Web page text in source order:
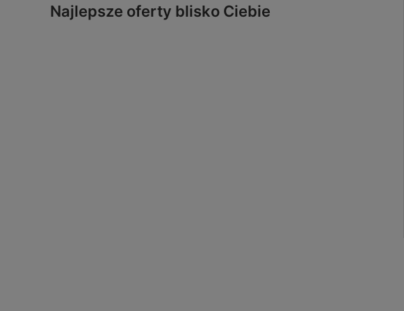
Najlepsze oferty blisko Ciebie